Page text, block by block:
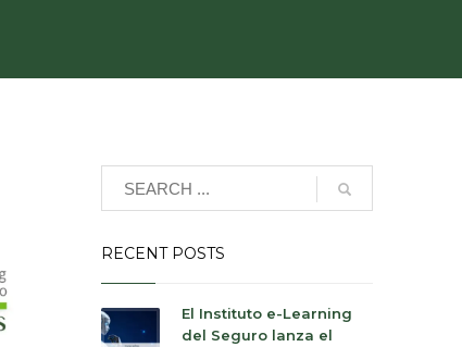
RECENT POSTS
El Instituto e-Learning
del Seguro lanza el